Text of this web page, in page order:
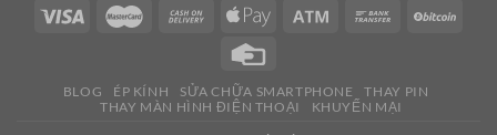
BLOG ÉP KÍNH SỬA CHỮA SMARTPHONE
THAY PIN
THAY MÀN HÌNH ĐIỆN THOẠI
KHUYẾN MẠI